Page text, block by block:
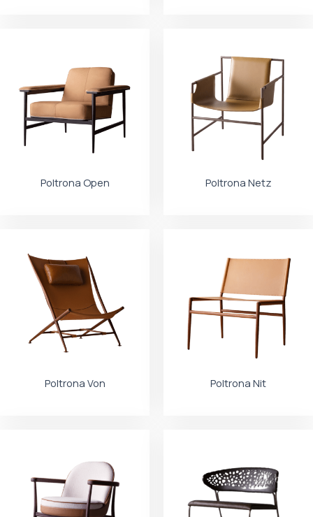
Poltrona Open Poltrona Netz
Poltrona Von Poltrona Nit